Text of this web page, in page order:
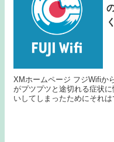
XMホームページ フジWifiからレンタルしているGlocal me G3の回線
がプツプツと途切れる症状
いしてしまったためにそれ